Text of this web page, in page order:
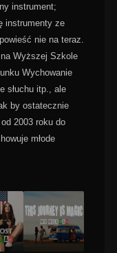
instrument;
instrumenty ze
nie na teraz.
Wyższej Szkole
Wychowanie
słuchu itp., ale
by ostatecznie
2003 roku do
młode